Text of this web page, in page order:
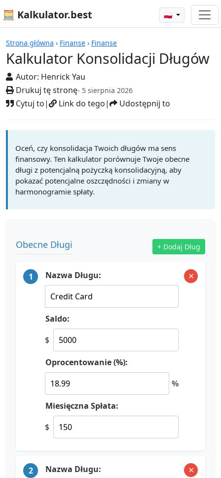
🧮 Kalkulator.best 🇵🇱
Strona główna › Finanse › Finanse
Kalkulator Konsolidacji Długów
Autor: Henrick Yau
Drukuj tę stronę- 5 sierpnia 2026
Cytuj to| Link do tego| Udostępnij to
Kalkulatory
Oceń, czy konsolidacja Twoich długów ma sens
finansowy. Ten kalkulator porównuje Twoje obecne
długi z potencjalną pożyczką konsolidacyjną, aby
pokazać potencjalne oszczędności i zmiany w
harmonogramie spłaty.
Obecne Długi + Dodaj Dług
1 Nazwa Długu:
Saldo:
$
Oprocentowanie (%):
%
Miesięczna Spłata:
$
×
2 Nazwa Długu: ×